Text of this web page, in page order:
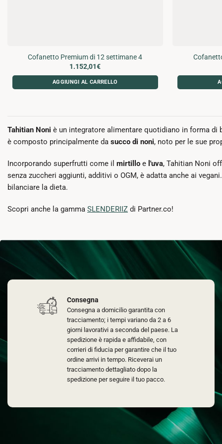
Cofanetto Premium di 12 settimane 4
1.152,01€
AGGIUNGI AL CARRELLO
Tahitian Noni è un integratore alimentare quotidiano in forma
è composto principalmente da succo di noni, noto per le sue
Incorporando superfrutti come il mirtillo e l'uva, Tahitian Noni
senza zuccheri aggiunti, additivi o OGM, è adatta anche ai
bilanciare la dieta.
Scopri anche la gamma SLENDERIIZ di Partner.co!
Consegna
Consegna a domicilio garantita con
tracciamento; i tempi variano da 2 a 6
giorni lavorativi a seconda del paese. La
spedizione è rapida e affidabile, con
corrieri di fiducia per garantire che il tuo
ordine arrivi in tempo. Riceverai un
tracciamento dettagliato dopo la
spedizione per seguire il tuo pacco.